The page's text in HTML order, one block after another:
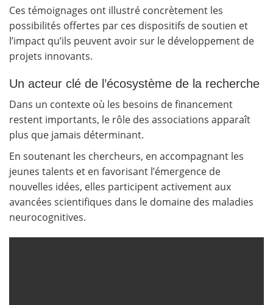
Ces témoignages ont illustré concrètement les
possibilités offertes par ces dispositifs de soutien et
l’impact qu’ils peuvent avoir sur le développement de
projets innovants.
Un acteur clé de l’écosystème de la recherche
Dans un contexte où les besoins de financement
restent importants, le rôle des associations apparaît
plus que jamais déterminant.
En soutenant les chercheurs, en accompagnant les
jeunes talents et en favorisant l’émergence de
nouvelles idées, elles participent activement aux
avancées scientifiques dans le domaine des maladies
neurocognitives.